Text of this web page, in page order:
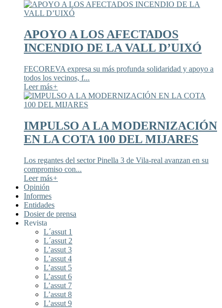
APOYO A LOS AFECTADOS
INCENDIO DE LA VALL D’UIXÓ
FECOREVA expresa su más profunda solidaridad y apoyo a
todos los vecinos, f...
Leer más+
IMPULSO A LA MODERNIZACIÓN
EN LA COTA 100 DEL MIJARES
Los regantes del sector Pinella 3 de Vila-real avanzan en su
compromiso con...
Leer más+
Opinión
Informes
Entidades
Dosier de prensa
Revista
L´assut 1
L´assut 2
L’assut 3
L’assut 4
L’assut 5
L’assut 6
L’assut 7
L’assut 8
L’assut 9